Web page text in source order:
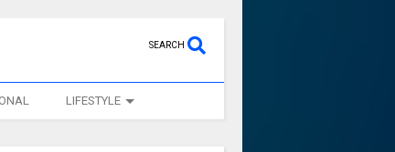
SEARCH
LIFESTYLE